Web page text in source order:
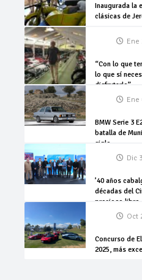
Inaugurada la
clásicas de
Ene
“Con lo que
lo que sí
disfrutarlo”
Ene
BMW Serie 3
batalla de
siglo
Dic
’40 años
décadas del
precioso libro
Oct
Concurso de
2025, más